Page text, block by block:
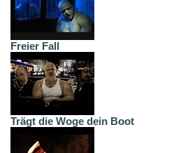
Freier Fall
Trägt die Woge dein Boot